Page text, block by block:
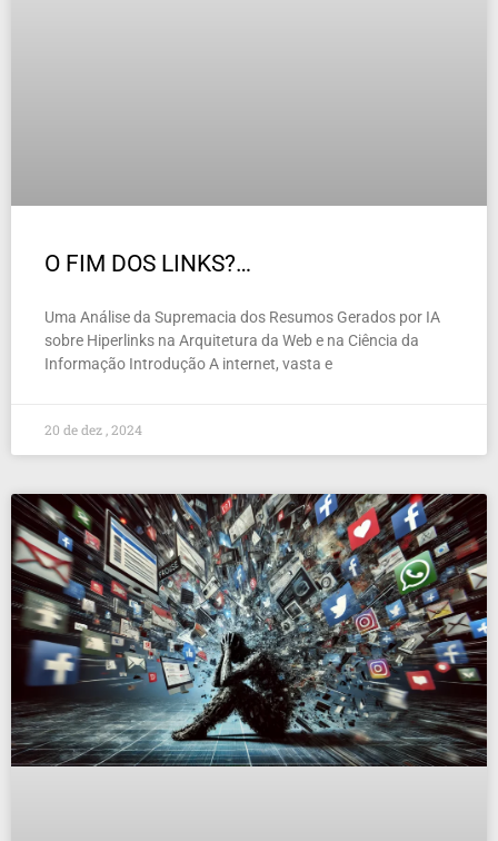
O FIM DOS LINKS?…
Uma Análise da Supremacia dos Resumos Gerados por IA
sobre Hiperlinks na Arquitetura da Web e na Ciência da
Informação Introdução A internet, vasta e
20 de dez , 2024